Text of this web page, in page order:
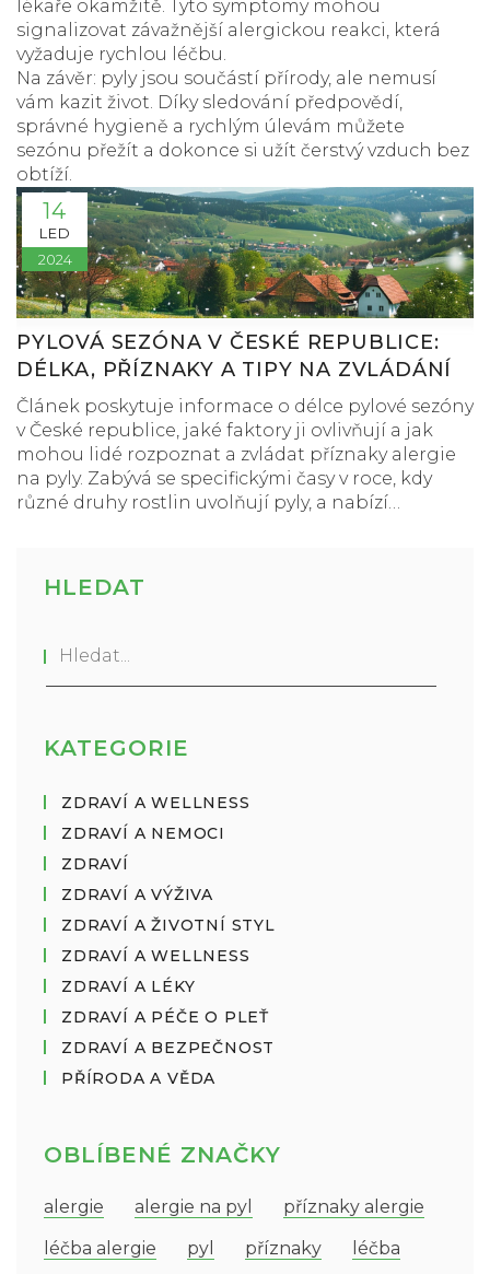
lékaře okamžitě. Tyto symptomy mohou
signalizovat závažnější alergickou reakci, která
vyžaduje rychlou léčbu.
Na závěr: pyly jsou součástí přírody, ale nemusí
vám kazit život. Díky sledování předpovědí,
správné hygieně a rychlým úlevám můžete
sezónu přežít a dokonce si užít čerstvý vzduch bez
obtíží.
14
LED
2024
PYLOVÁ SEZÓNA V ČESKÉ REPUBLICE:
DÉLKA, PŘÍZNAKY A TIPY NA ZVLÁDÁNÍ
Článek poskytuje informace o délce pylové sezóny
v České republice, jaké faktory ji ovlivňují a jak
mohou lidé rozpoznat a zvládat příznaky alergie
na pyly. Zabývá se specifickými časy v roce, kdy
různé druhy rostlin uvolňují pyly, a nabízí
pro alergiky, kteří hledají úlevu a chtějí lépe
porozumět svým alergiím.
HLEDAT
KATEGORIE
ZDRAVÍ A WELLNESS
ZDRAVÍ A NEMOCI
ZDRAVÍ
ZDRAVÍ A VÝŽIVA
ZDRAVÍ A ŽIVOTNÍ STYL
ZDRAVÍ A WELLNESS
ZDRAVÍ A LÉKY
ZDRAVÍ A PÉČE O PLEŤ
ZDRAVÍ A BEZPEČNOST
PŘÍRODA A VĚDA
OBLÍBENÉ ZNAČKY
alergie alergie na pyl
příznaky alergie
léčba alergie
pyl příznaky
léčba